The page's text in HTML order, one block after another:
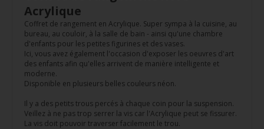
Acrylique
Coffret de rangement en Acrylique. Super sympa à la cuisine, au
bureau, au couloir, à la salle de bain - ainsi qu'une chambre
d'enfants pour les petites figurines et des vases.
Ici, vous avez également l'occasion d'exposer les oeuvres d'art
des enfants afin qu'elles arrivent de manière intelligente et
moderne.
Disponible en plusieurs belles couleurs néon.
Il y a des petits trous percés à chaque coin pour la suspension.
Veillez à ne pas trop serrer la vis car l'Acrylique peut se fissurer.
La vis doit pouvoir traverser facilement le trou.